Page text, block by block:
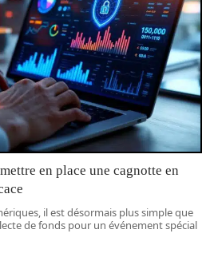
en place une cagnotte en
il est désormais plus simple que
de fonds pour un événement spécial